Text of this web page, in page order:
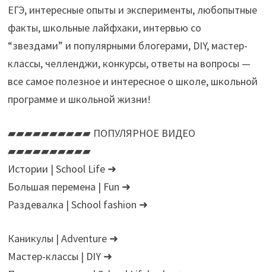
ЕГЭ, интересные опыты и эксперименты, любопытные
факты, школьные лайфхаки, интервью со
“звездами” и популярными блогерами, DIY, мастер-
классы, челленджи, конкурсы, ответы на вопросы —
все самое полезное и интересное о школе, школьной
программе и школьной жизни!
▰▰▰▰▰▰▰▰▰▰ ПОПУЛЯРНОЕ ВИДЕО
▰▰▰▰▰▰▰▰▰▰
Истории | School Life ➜
Большая перемена | Fun ➜
Раздевалка | School fashion ➜
Каникулы | Adventure ➜
Мастер-классы | DIY ➜